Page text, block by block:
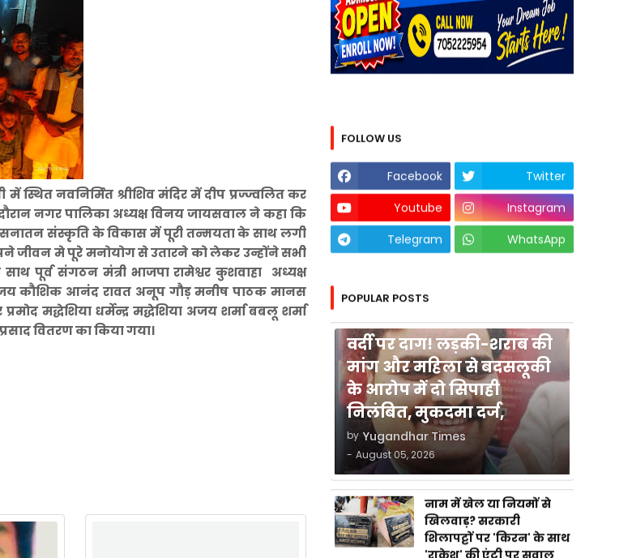
नवनिर्मित श्रीशिव मंदिर में दीप प्रज्ज्वलित कर
दौरान नगर पालिका अध्यक्ष विनय जायसवाल ने कहा कि
सनातन संस्कृति के विकास में पूरी तन्मयता के साथ लगी
जीवन मे पूरे मनोयोग से उतारने को लेकर उन्होंने सभी
पूर्व संगठन मंत्री भाजपा रामेश्वर कुशवाहा अध्यक्ष
कौशिक आनंद रावत अनूप गौड़ मनीष पाठक मानस
मद्धेशिया धर्मेन्द्र मद्धेशिया अजय शर्मा बबलू शर्मा
वितरण का किया गया।
FOLLOW US
Facebook
Twitter
Youtube
Instagram
Telegram
WhatsApp
POPULAR POSTS
वर्दी पर दाग! लड़की-शराब की
मांग और महिला से बदसलूकी
के आरोप में दो सिपाही
निलंबित, मुकदमा दर्ज,
by Yugandhar Times
- August 05, 2026
नाम में खेल या नियमों से
खिलवाड़? सरकारी
शिलापट्टों पर 'किरन' के साथ
'राकेश' की एंट्री पर सवाल